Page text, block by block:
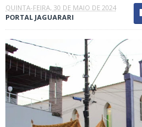
QUINTA-FEIRA, 30 DE MAIO DE 2024
PORTAL JAGUARARI